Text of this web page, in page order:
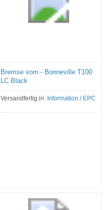
Bremse vorn - Bonneville T100
LC Black
Versandfertig in: Information / EPC